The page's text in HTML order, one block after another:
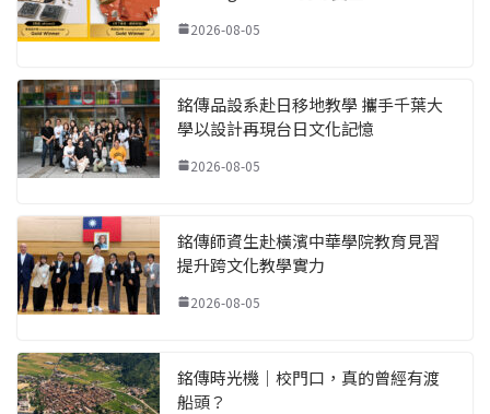
2026-08-05
銘傳品設系赴日移地教學 攜手千葉大
學以設計再現台日文化記憶
2026-08-05
銘傳師資生赴橫濱中華學院教育見習
提升跨文化教學實力
2026-08-05
銘傳時光機｜校門口，真的曾經有渡
船頭？